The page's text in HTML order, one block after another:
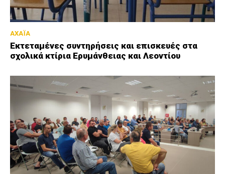
ΑΧΑΪΑ
Εκτεταμένες συντηρήσεις και επισκευές στα
σχολικά κτίρια Ερυμάνθειας και Λεοντίου